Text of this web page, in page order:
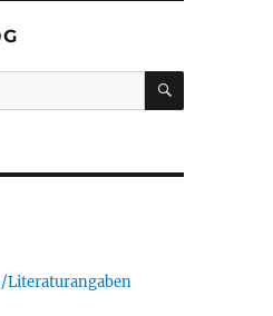
SUCHEN